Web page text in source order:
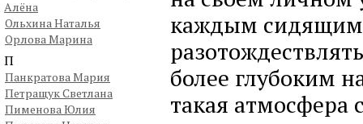
Алёна
Ольхина Наталья
Орлова Марина
П
Панкратова Мария
Петращук Светлана
Пименова Юлия
каждым сидящим
более глубоким
такая атмосфера